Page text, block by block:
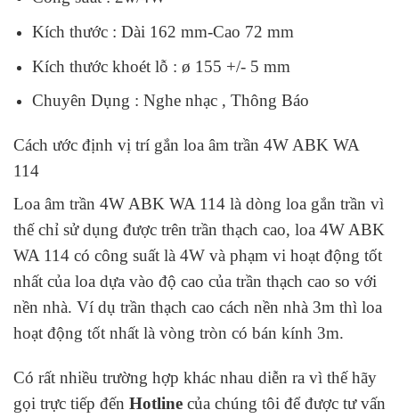
Kích thước : Dài 162 mm-Cao 72 mm
Kích thước khoét lỗ : ø 155 +/- 5 mm
Chuyên Dụng : Nghe nhạc , Thông Báo
Cách ước định vị trí gắn loa âm trần 4W ABK WA
114
Loa âm trần 4W ABK WA 114 là dòng loa gắn trần vì
thế chỉ sử dụng được trên trần thạch cao, loa 4W ABK
WA 114 có công suất là 4W và phạm vi hoạt động tốt
nhất của loa dựa vào độ cao của trần thạch cao so với
nền nhà. Ví dụ trần thạch cao cách nền nhà 3m thì loa
hoạt động tốt nhất là vòng tròn có bán kính 3m.
Có rất nhiều trường hợp khác nhau diễn ra vì thế hãy
gọi trực tiếp đến Hotline của chúng tôi để được tư vấn